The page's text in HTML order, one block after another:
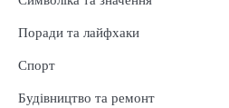
Поради та лайфхаки
Спорт
Будівництво та ремонт